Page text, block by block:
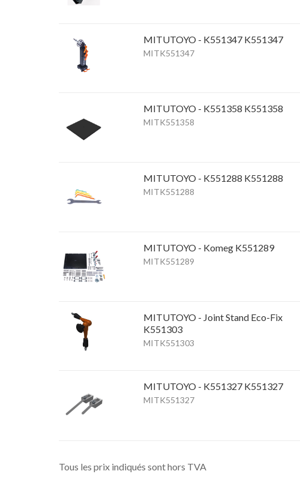
MITUTOYO - K551347 K551347
MITK551347
MITUTOYO - K551358 K551358
MITK551358
MITUTOYO - K551288 K551288
MITK551288
MITUTOYO - Komeg K551289
MITK551289
MITUTOYO - Joint Stand Eco-Fix
K551303
MITK551303
MITUTOYO - K551327 K551327
MITK551327
Tous les prix indiqués sont hors TVA